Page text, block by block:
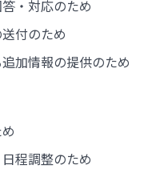
・対応のため
付のため
加情報の提供のため
程調整のため